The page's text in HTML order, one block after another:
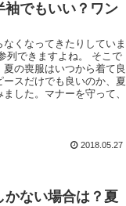
袖でもいい？ワン
くなってきたりしていま
列できますよね。 そこで
の喪服はいつから着て良
スだけでも良いのか、夏
した。マナーを守って、
2018.05.27
ない場合は？夏